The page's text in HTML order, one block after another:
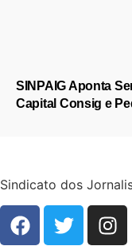
SINPAIG Aponta
Capital Consig e
Sindicato dos